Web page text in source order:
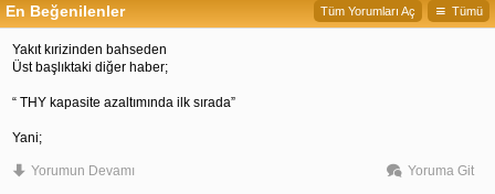
En Beğenilenler Tümü
Tüm Yorumları Aç
Yakıt kırizinden bahseden
Üst başlıktaki diğer haber;
“ THY kapasite azaltımında ilk sırada”
Yani;
Yorumun Devamı
Yoruma Git